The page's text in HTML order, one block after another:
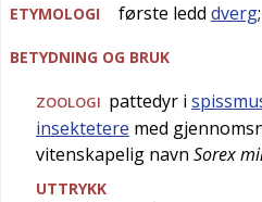
ETYMOLOGI første ledd dverg
BETYDNING OG BRUK
ZOOLOGI pattedyr i
insektetere med
vitenskapelig navn Sorex
UTTRYKK